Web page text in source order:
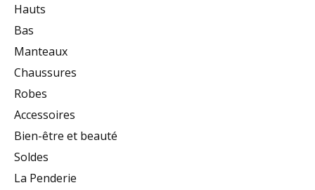
Hauts
Bas
Manteaux
Chaussures
Robes
Accessoires
Bien-être et beauté
Soldes
La Penderie